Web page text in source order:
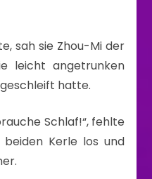
sah sie Zhou-Mi der
leicht angetrunken
hatte.
Schlaf!“, fehlte
Kerle los und